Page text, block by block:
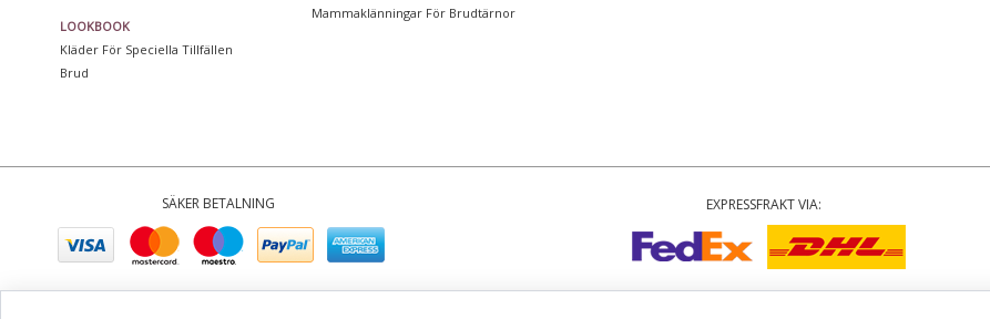
LOOKBOOK
Kläder För Speciella Tillfällen
Brud
Mammaklänningar För Brudtärnor
SÄKER BETALNING EXPRESSFRAKT VIA: